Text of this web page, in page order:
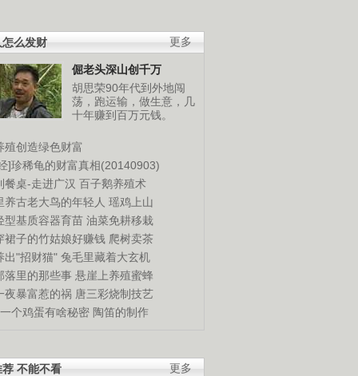
更多
么发财
倔老头深山创千万
胡思荣90年代到外地闯
荡，跑运输，做生意，几
十年赚到百万元钱。
殖创造绿色财富
]珍稀龟的财富真相(20140903)
餐桌-走进广汉 百子鹅养殖术
养古老大鸟的年轻人 瑶鸡上山
型基质容器育苗 油菜免耕移栽
裙子的竹姑娘好赚钱 爬树卖茶
出"招财猫" 兔毛里藏着大玄机
落里的那些事 悬崖上养殖蜜蜂
夜暴富惹的祸 唐三彩烧制技艺
个鸡蛋有啥秘密 陶笛的制作
更多
不能不看